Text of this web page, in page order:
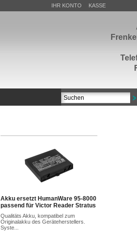
IHR KONTO KASSE
Akku ersetzt HumanWare 95-8000
passend für Victor Reader Stratus
Qualitäts Akku, kompatibel zum
Originalakku des Geräteherstellers.
Syste...